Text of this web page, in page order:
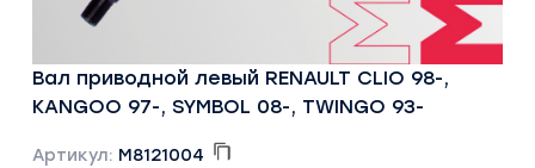
Вал приводной левый RENAULT CLIO 98-,
KANGOO 97-, SYMBOL 08-, TWINGO 93-
Артикул: M8121004